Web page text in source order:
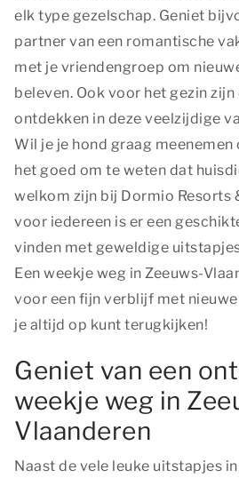
elk type gezelschap. Geniet
partner van een romantische
met je vriendengroep om
beleven. Ook voor het gezin
ontdekken in deze veelzijdige
Wil je je hond graag meenemen
het goed om te weten dat
welkom zijn bij Dormio Resorts
voor iedereen is er een
vinden met geweldige
Een weekje weg in Zeeuws-
voor een fijn verblijf met
je altijd op kunt terugkijken!
Geniet van een
weekje weg in
Vlaanderen
Naast de vele leuke uitstapjes